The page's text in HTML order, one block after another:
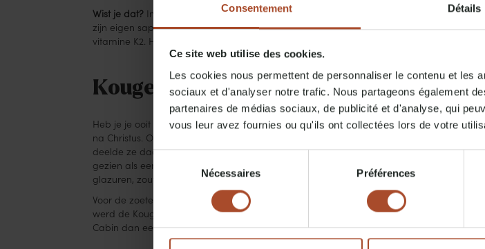
Consentement Détails
Ce site web utilise des cookies.
Les cookies nous permettent de personnaliser le contenu et les
sociaux et d'analyser notre trafic. Nous partageons également
partenaires de médias sociaux, de publicité et d'analyse, qui
vous leur avez fournies ou qu'ils ont collectées lors de votre
Sélection
consentement
Nécessaires Préférences
Wist je dat? In de 16e eeuw begonnen de Germanen witte kool te drogen en te
zijn eigen sap, en de suikers in de kool veranderden in melkzuur, dat vandaag de dag
vitamine K2. Het eten van zuurkool kan je helpen je immuunsysteem te versterken of je
Kougelhopf of Pretzel?
Heb je je ooit afgevraagd hoe de Pretzel aan zijn vorm komt? Volgens een legende
na Christus. Om jonge kinderen te belonen voor het leren van hun gebeden, vouwde
deelde ze daarna uit aan de leerlingen. In de loop der tijd is de krakeling altijd
gezien als een integraal onderdeel van
. Pretzels zijn verkrijgbaar
glazuren, zoutkristallen, kaneel of suiker.
Voor de zoete liefhebbers onder ons is de klassieke Kouglhopf misschien de betere
werd de Kouglhopf altijd gezien als een prestigegebakje. Wat is er lekkerder om na
Cabin dan een stuk van een sweet Kouglhopf of een zoute Pretzel?